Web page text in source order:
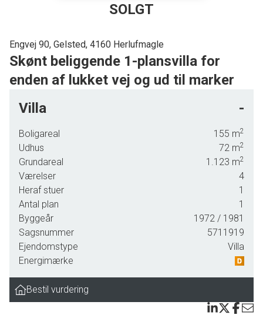
SOLGT
Engvej 90, Gelsted, 4160 Herlufmagle
Skønt beliggende 1-plansvilla for
enden af lukket vej og ud til marker
for enden af lukket vej i et attraktivt og børnevenligt
område med legeplads. I gåafstand ligger bl.a. børnehave,
busstoppested og dagligvarebutik. Kort cykelafstand med
cykelsti til folkeskolen i Herlufmagle.
Boligen, som fordeler sig over 155 kvm, indeholder: Entré
med skab og fordelingsgang. Et mindre badeværelse med
brus og et stort badeværelse med brus og kar. 2 gode
værelser, som i dag fremstår i åben forbindelse med
hinanden, men som nemt kan lukkes af. Stort soveværelse
med skabsvæg. Køkkenet ligger i åben forbindelse med
den store vinkelstue, og videre ned i den hyggelige udestue
med udgang til haven. Fra vinkelstuen kan du gå direkte ud i
det hyggelige, sydvendte gårdhavemiljø. Desuden rummer
boligen også et godt, praktisk bryggers også med udgang
Villa -
Boligareal 155 m2
Udhus 72 m2
Grundareal 1.123 m2
Værelser
4
Heraf stuer
1
Antal plan
1
Byggeår
1972 / 1981
Sagsnummer
5711919
Ejendomstype
Villa
Energimærke
Bestil vurdering